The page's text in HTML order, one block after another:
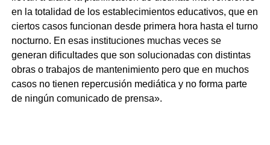
en la totalidad de los establecimientos educativos, que en
ciertos casos funcionan desde primera hora hasta el turno
nocturno. En esas instituciones muchas veces se
generan dificultades que son solucionadas con distintas
obras o trabajos de mantenimiento pero que en muchos
casos no tienen repercusión mediática y no forma parte
de ningún comunicado de prensa».